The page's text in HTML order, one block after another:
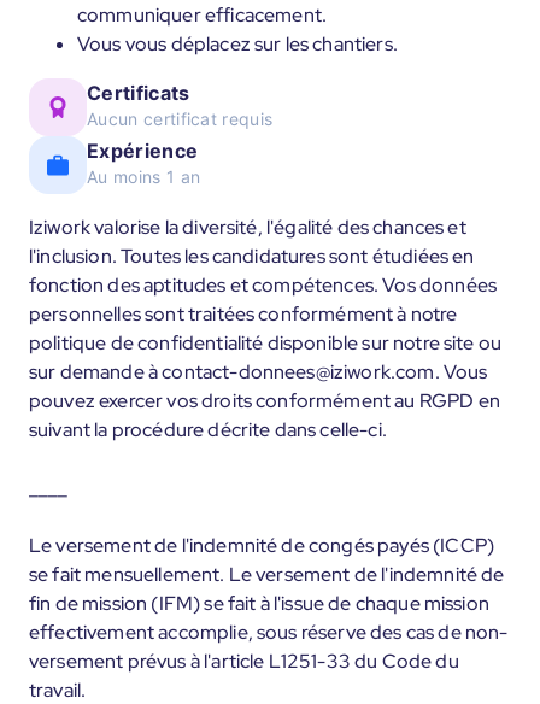
communiquer efficacement.
Vous vous déplacez sur les chantiers.
Certificats
Aucun certificat requis
Expérience
Au moins 1 an
Iziwork valorise la diversité, l'égalité des chances et
l'inclusion. Toutes les candidatures sont étudiées en
fonction des aptitudes et compétences. Vos données
personnelles sont traitées conformément à notre
politique de confidentialité disponible sur notre site ou
sur demande à contact-donnees@iziwork.com. Vous
pouvez exercer vos droits conformément au RGPD en
suivant la procédure décrite dans celle-ci.
Le versement de l'indemnité de congés payés (ICCP)
se fait mensuellement. Le versement de l'indemnité de
fin de mission (IFM) se fait à l'issue de chaque mission
effectivement accomplie, sous réserve des cas de non-
versement prévus à l'article L1251-33 du Code du
travail.